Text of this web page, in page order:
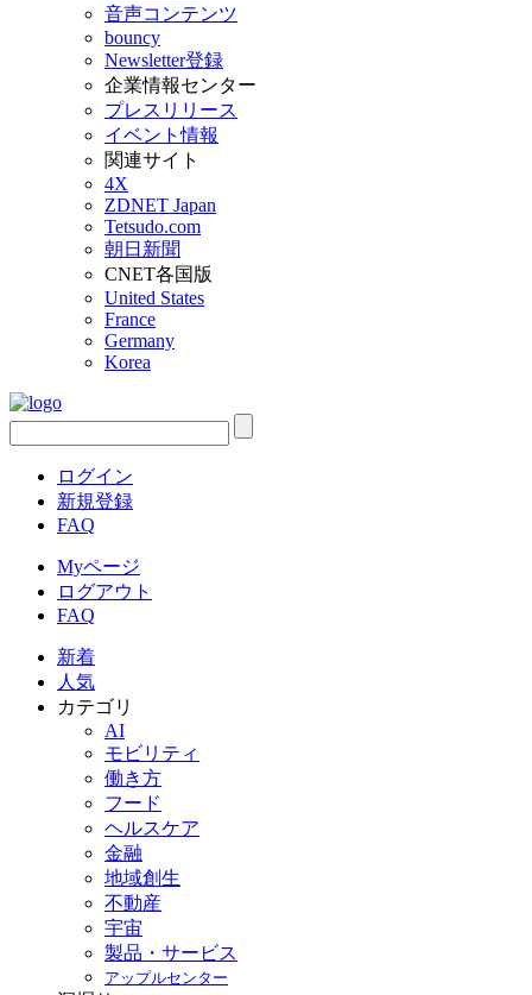
音声コンテンツ
bouncy
Newsletter登録
企業情報センター
プレスリリース
イベント情報
関連サイト
4X
ZDNET Japan
Tetsudo.com
朝日新聞
CNET各国版
United States
France
Germany
Korea
ログイン
新規登録
FAQ
Myページ
ログアウト
FAQ
新着
人気
カテゴリ
AI
モビリティ
働き方
フード
ヘルスケア
金融
地域創生
不動産
宇宙
製品・サービス
アップルセンター